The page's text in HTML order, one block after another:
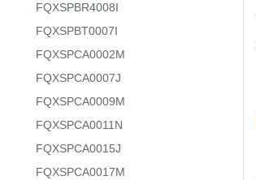
FQXSPBR4008I
FQXSPBT0007I
FQXSPCA0002M
FQXSPCA0007J
FQXSPCA0009M
FQXSPCA0011N
FQXSPCA0015J
FQXSPCA0017M